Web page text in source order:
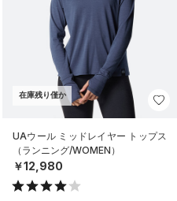
在庫残り僅か
UAウール ミッドレイヤー トップス
（ランニング/WOMEN）
￥12,980